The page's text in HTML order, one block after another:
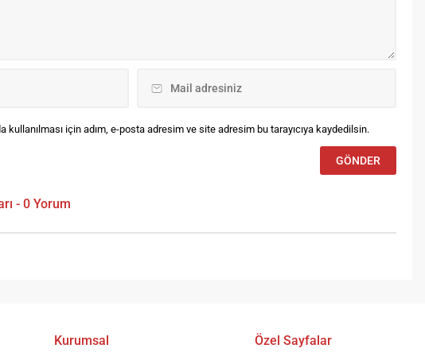
kullanılması için adım, e-posta adresim ve site adresim bu tarayıcıya kaydedilsin.
- 0 Yorum
Kurumsal Özel Sayfalar